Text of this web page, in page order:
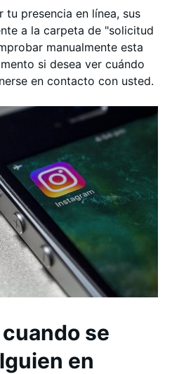
tu presencia en línea, sus
a la carpeta de "solicitud
manualmente esta
si desea ver cuándo
en contacto con usted.
se
en